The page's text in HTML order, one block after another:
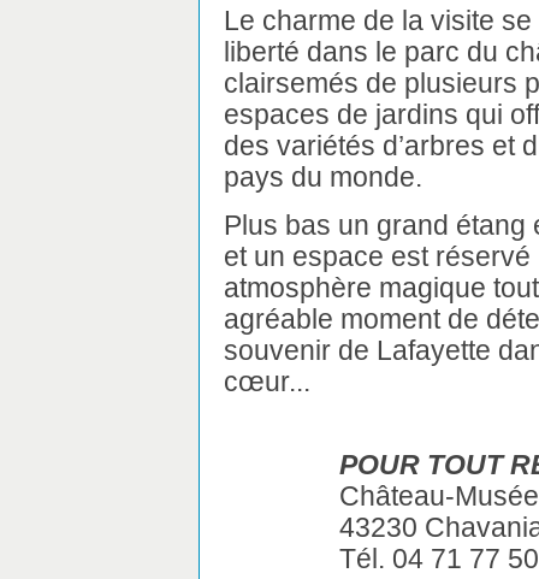
Le charme de la visite
liberté dans le parc du
clairsemés de plusieurs
espaces de jardins qui
des variétés d’arbres et
pays du monde.
Plus bas un grand
et un espace est
atmosphère magique
agréable moment de
souvenir de Lafayette
cœur...
POUR TOUT
Château-
43230
Tél. 04 71 77